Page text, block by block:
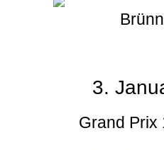
3.
Grand Prix